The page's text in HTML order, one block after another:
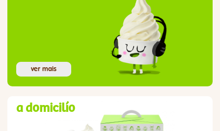
ver mais
a domicilío